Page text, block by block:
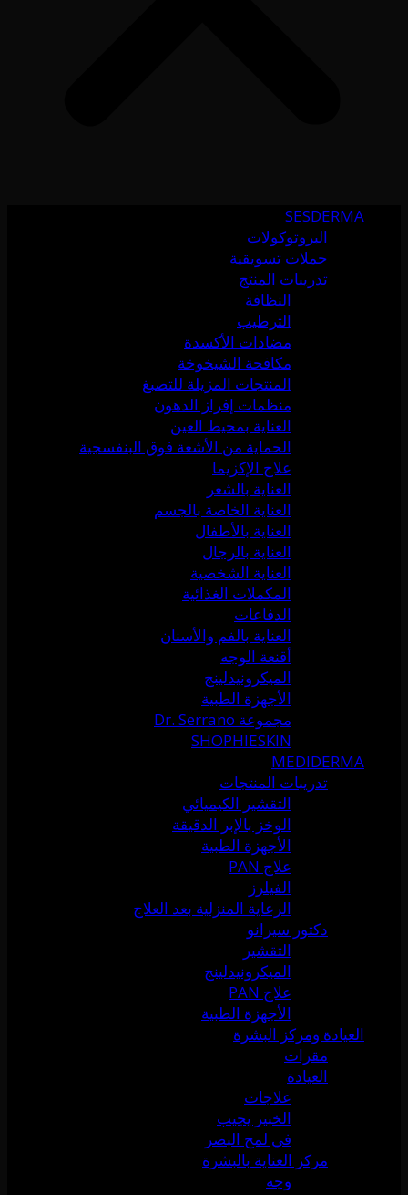
SESDERMA
البروتوكولات
حملات تسويقية
تدريبات المنتج
النظافة
الترطيب
مضادات الأكسدة
مكافحة الشيخوخة
المنتجات المزيلة للتصبغ
منظمات إفراز الدهون
العناية بمحيط العين
الحماية من الأشعة فوق البنفسجية
علاج الإكزيما
العناية بالشعر
العناية الخاصة بالجسم
العناية بالأطفال
العناية بالرجال
العناية الشخصية
المكملات الغذائية
الدفاعات
العناية بالفم والأسنان
أقنعة الوجه
الميكرونيدلينج
الأجهزة الطبية
مجموعة Dr. Serrano
SHOPHIESKIN
MEDIDERMA
تدريبات المنتجات
التقشير الكيميائي
الوخز بالإبر الدقيقة
الأجهزة الطبية
علاج PAN
الفيلرز
الرعاية المنزلية بعد العلاج
دكتور سيرانو
التقشير
الميكرونيدلينج
علاج PAN
الأجهزة الطبية
العيادة ومركز البشرة
مقرات
العيادة
علاجات
الخبير يجيب
في لمح البصر
مركز العناية بالبشرة
وجه